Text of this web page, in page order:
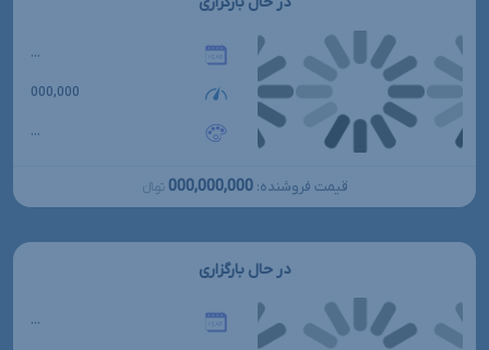
...
000,000
...
قیمت فروشنده: 000,000,000 تومانءءء
در حال بارگزاری
...